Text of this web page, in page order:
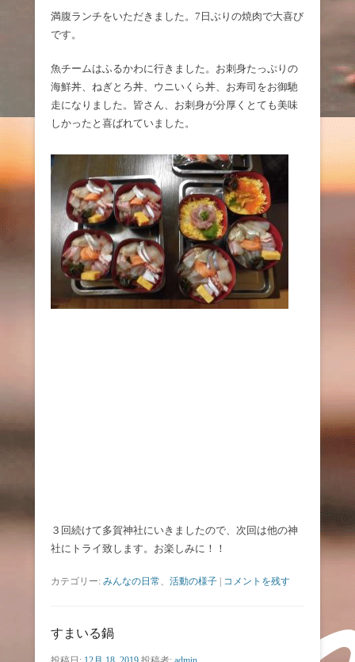
満腹ランチをいただきました。7日ぶりの焼肉で大喜び
です。
魚チームはふるかわに行きました。お刺身たっぷりの
海鮮丼、ねぎとろ丼、ウニいくら丼、お寿司をお御馳
走になりました。皆さん、お刺身が分厚くとても美味
しかったと喜ばれていました。
３回続けて多賀神社にいきましたので、次回は他の神
社にトライ致します。お楽しみに！！
カテゴリー: みんなの日常 活動の様子 | コメントを残す
すまいる鍋